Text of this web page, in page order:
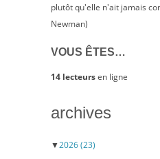
plutôt qu'elle n'ait jamais
Newman)
VOUS ÊTES…
14 lecteursen ligne
archives
▼2026(23)